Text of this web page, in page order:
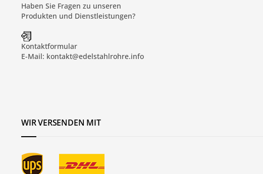
Haben Sie Fragen zu unseren
Produkten und Dienstleistungen?
Kontaktformular
E-Mail: kontakt@edelstahlrohre.info
WIR VERSENDEN MIT